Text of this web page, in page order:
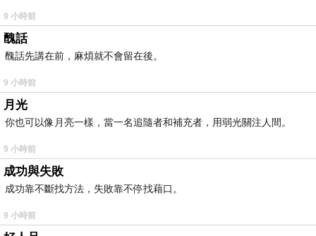
9 小時前
醜話
醜話先講在前，麻煩就不會留在後。
9 小時前
月光
你也可以像月亮一樣，當一名追隨者和補充者，用弱光關注人間。
9 小時前
成功與失敗
成功靠不斷找方法，失敗靠不停找藉口。
9 小時前